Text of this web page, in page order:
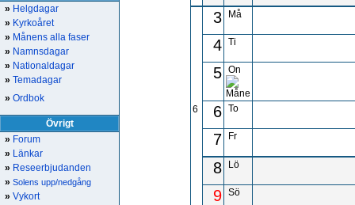
» Helgdagar
» Kyrkoåret
» Månens alla faser
» Namnsdagar
» Nationaldagar
» Temadagar
» Ordbok
Övrigt
» Forum
» Länkar
» Reseerbjudanden
» Solens upp/nedgång
» Vykort
6
3 Må
4 Ti
5 On
6 To
7 Fr
8 Lö
9 Sö